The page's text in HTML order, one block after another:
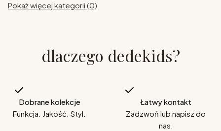
Pokaż więcej kategorii (0)
dlaczego dedekids?
Dobrane kolekcje
Funkcja. Jakość. Styl.
Łatwy kontakt
Zadzwoń lub napisz do
nas.